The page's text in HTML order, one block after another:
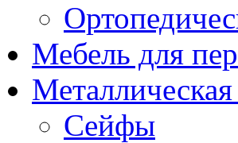
Мебель для
Сейфы